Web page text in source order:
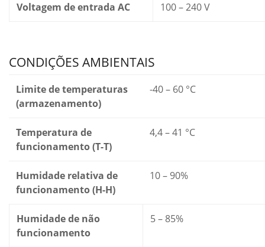
Voltagem de entrada AC 100 – 240 V
CONDIÇÕES AMBIENTAIS
Limite de temperaturas
(armazenamento)
-40 – 60 °C
Temperatura de
funcionamento (T-T)
4,4 – 41 °C
Humidade relativa de
funcionamento (H-H)
10 – 90%
Humidade de não
funcionamento
5 – 85%